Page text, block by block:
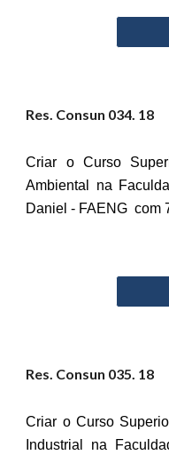
Res. Consun 034. 18
Criar o Curso
Ambiental na
Daniel - FAENG com
Res. Consun 035. 18
Criar o Curso
Industrial na